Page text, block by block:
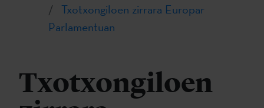
Txotxongiloen zirrara Europar
Parlamentuan
Txotxongiloen